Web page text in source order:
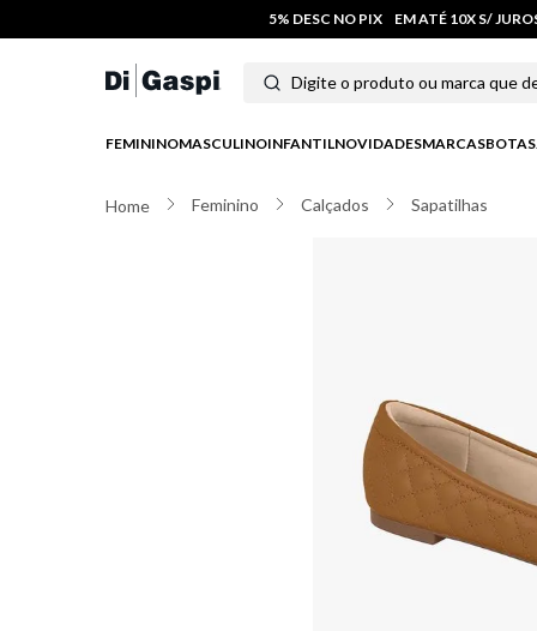
5% DESC NO PIX EM ATÉ 10X S/
Digite o produto ou marca que
FEMININOMASCULINOINFANTILNOVIDADESMARCASBOTAS
Feminino Calçados Sapatilhas